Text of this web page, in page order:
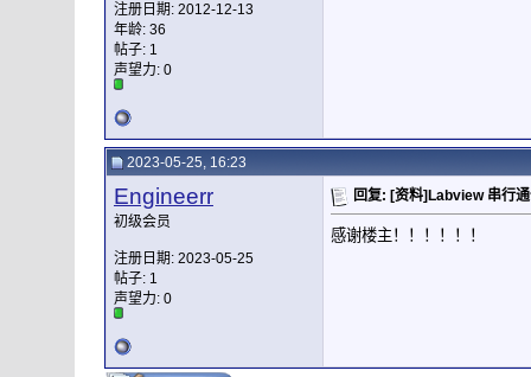
注册日期: 2012-12-13
年龄: 36
帖子: 1
声望力: 0
2023-05-25, 16:23
Engineerr
初级会员
注册日期: 2023-05-25
帖子: 1
声望力: 0
回复: [资料]Labview 串行
感谢楼主！！！！！！